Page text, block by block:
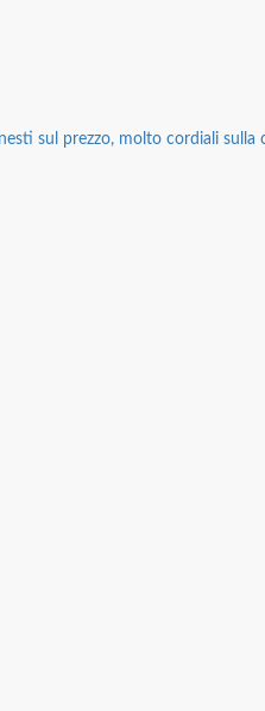
sul prezzo, molto cordiali sulla